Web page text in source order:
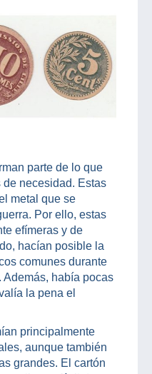
parte de lo que
necesidad. Estas
metal que se
Por ello, estas
efímeras y de
hacían posible la
comunes durante
Además, había pocas
la pena el
principalmente
aunque también
grandes. El cartón